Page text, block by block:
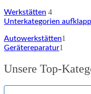
Werkstätten 4
Unterkategorien
Autowerkstätten1
Gerätereparatur1
Unsere Top-